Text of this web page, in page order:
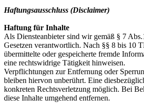
Haftungsausschluss (Disclaimer)
Haftung für Inhalte
Als Diensteanbieter sind wir gemäß § 7
Gesetzen verantwortlich. Nach §§ 8 bis 10
übermittelte oder gespeicherte fremde
eine rechtswidrige Tätigkeit hinweisen.
Verpflichtungen zur Entfernung oder
bleiben hiervon unberührt. Eine
konkreten Rechtsverletzung möglich. Bei
diese Inhalte umgehend entfernen.